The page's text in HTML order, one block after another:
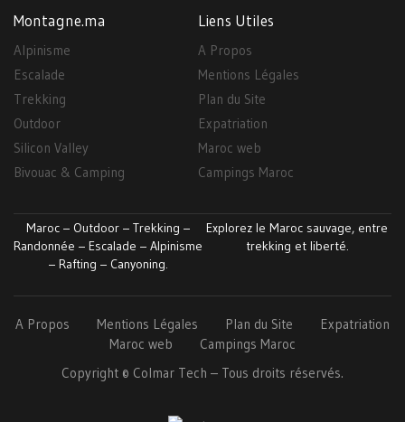
Montagne.ma
Alpinisme
Escalade
Trekking
Outdoor
Silicon Valley
Bivouac & Camping
Liens Utiles
A Propos
Mentions Légales
Plan du Site
Expatriation
Maroc web
Campings Maroc
Maroc – Outdoor – Trekking –
Randonnée – Escalade – Alpinisme
– Rafting – Canyoning.
Explorez le Maroc sauvage, entre
trekking et liberté.
A Propos Mentions Légales Plan du Site
Expatriation
Maroc web
Campings Maroc
Copyright © Colmar Tech – Tous droits réservés.